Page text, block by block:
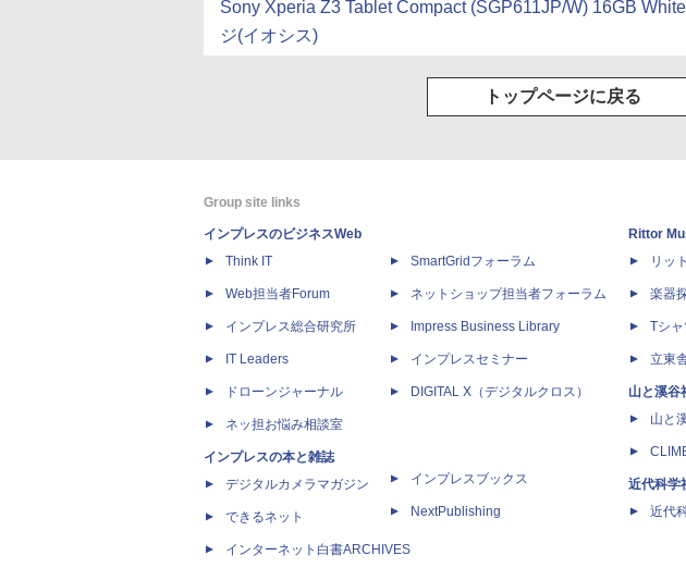
Sony Xperia Z3 Tablet Compact (SGP611JP/W) 16GB
ジ(イオシス)
トップページに戻る
Group site links
インプレスのビジネスWeb
Think IT
Web担当者Forum
インプレス総合研究所
IT Leaders
ドローンジャーナル
ネッ担お悩み相談室
インプレスの本と雑誌
デジタルカメラマガジン
できるネット
インターネット白書ARCHIVES
SmartGridフォーラム
ネットショップ担当者フォーラム
Impress Business Library
インプレスセミナー
DIGITAL X（デジタルクロス）
インプレスブックス
NextPublishing
Rittor
リッ
楽器
Tシ
立東
山と溪谷
山と
近代科学
近代